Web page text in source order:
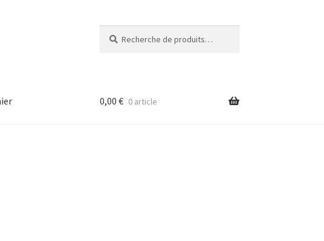
pour :
0,00 € 0 article